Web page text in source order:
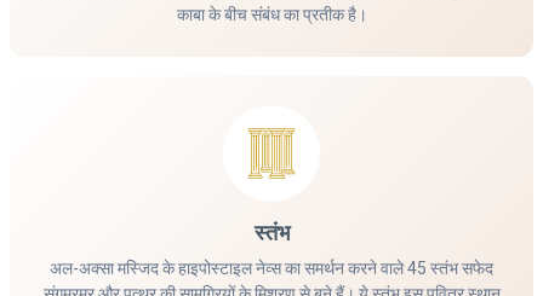
काबा के बीच संबंध का प्रतीक है।
स्तंभ
अल-अक्सा मस्जिद के हाइपोस्टाइल नेव्स का समर्थन करने वाले 45 स्तंभ सफेद